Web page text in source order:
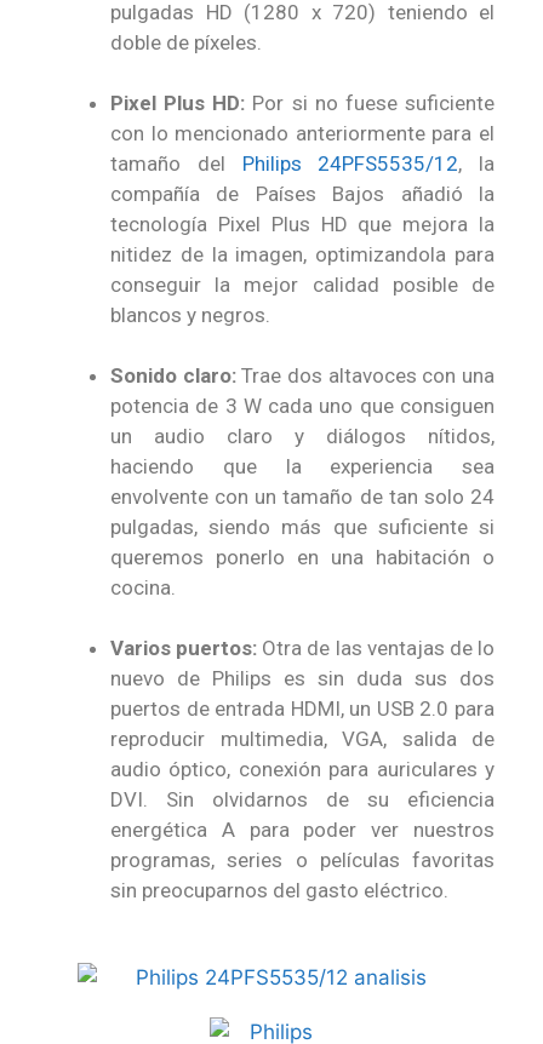
pulgadas HD (1280 x 720) teniendo el
doble de píxeles.
Pixel Plus HD: Por si no fuese suficiente
con lo mencionado anteriormente para el
tamaño del Philips 24PFS5535/12, la
compañía de Países Bajos añadió la
tecnología Pixel Plus HD que mejora la
nitidez de la imagen, optimizandola para
conseguir la mejor calidad posible de
blancos y negros.
Sonido claro:Trae dos altavoces con una
potencia de 3 W cada uno que consiguen
un audio claro y diálogos nítidos,
haciendo que la experiencia sea
envolvente con un tamaño de tan solo 24
pulgadas, siendo más que suficiente si
queremos ponerlo en una habitación o
cocina.
Varios puertos: Otra de las ventajas de lo
nuevo de Philips es sin duda sus dos
puertos de entrada HDMI, un USB 2.0 para
reproducir multimedia, VGA, salida de
audio óptico, conexión para auriculares y
DVI. Sin olvidarnos de su eficiencia
energética A para poder ver nuestros
programas, series o películas favoritas
sin preocuparnos del gasto eléctrico.